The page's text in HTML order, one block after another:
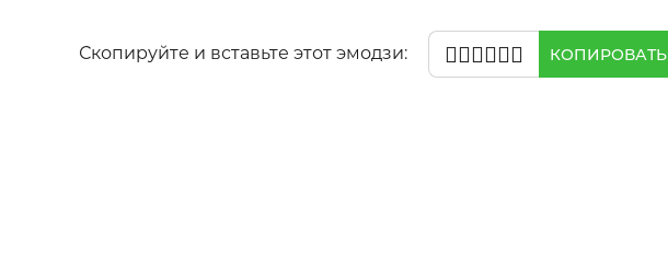
Скопируйте и вставьте этот эмодзи: 👨🏻‍❤️‍💋‍👨🏿 КОПИРОВАТЬ